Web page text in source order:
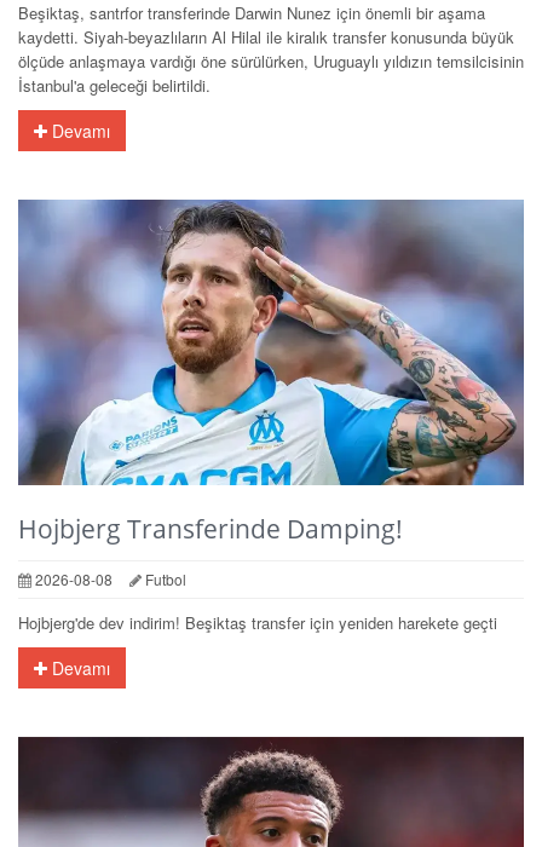
Beşiktaş, santrfor transferinde Darwin Nunez için önemli bir aşama
kaydetti. Siyah-beyazlıların Al Hilal ile kiralık transfer konusunda büyük
ölçüde anlaşmaya vardığı öne sürülürken, Uruguaylı yıldızın temsilcisinin
İstanbul'a geleceği belirtildi.
Devamı
Hojbjerg Transferinde Damping!
2026-08-08 Futbol
Hojbjerg'de dev indirim! Beşiktaş transfer için yeniden harekete geçti
Devamı